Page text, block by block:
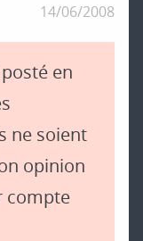
14/06/2008
en
ne soient
opinion
compte